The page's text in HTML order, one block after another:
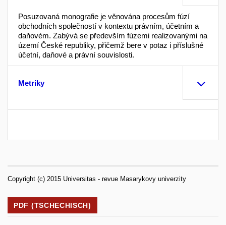
Posuzovaná monografie je věnována procesům fúzí
obchodních společností v kontextu právním, účetním a
daňovém. Zabývá se především fúzemi realizovanými na
území České republiky, přičemž bere v potaz i příslušné
účetní, daňové a právní souvislosti.
Metriky
Copyright (c) 2015 Universitas - revue Masarykovy univerzity
PDF (TSCHECHISCH)